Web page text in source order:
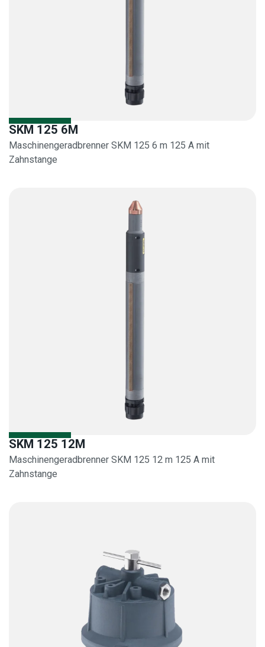
SKM 125 6M
Maschinengeradbrenner SKM 125 6 m 125 A mit
Zahnstange
SKM 125 12M
Maschinengeradbrenner SKM 125 12 m 125 A mit
Zahnstange